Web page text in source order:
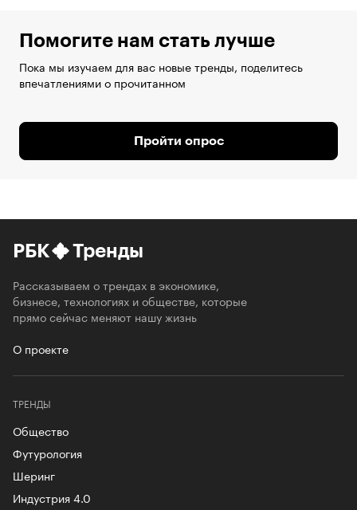
Помогите нам стать лучше
Пока мы изучаем для вас новые тренды, поделитесь
впечатлениями о прочитанном
Пройти опрос
РБК Тренды
Рассказываем о трендах в экономике,
бизнесе, технологиях и обществе, которые
прямо сейчас меняют нашу жизнь
О проекте
ТРЕНДЫ
Общество
Футурология
Шеринг
Индустрия 4.0